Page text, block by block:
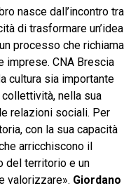
nasce dall’incontro tra
di trasformare un’idea
processo che richiama
imprese. CNA Brescia
cultura sia importante
nella sua
relazioni sociali. Per
con la sua capacità
arricchiscono il
del territorio e un
valorizzare». Giordano